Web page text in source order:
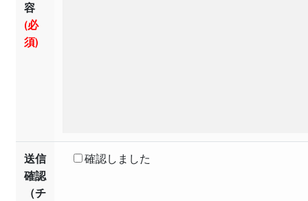
容
(必
須)
送信
確認
（チ
確認しました